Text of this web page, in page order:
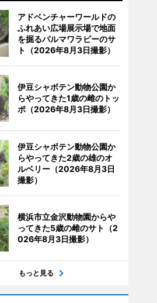
アドベンチャーワールドの
ふれあい広場展示場で地面
を掘るパルマワラビーのサ
ト（2026年8月3日撮影）
伊豆シャボテン動物公園か
らやってきた1歳の雌のトッ
ポ（2026年8月3日撮影）
伊豆シャボテン動物公園か
らやってきた2歳の雄のオ
ルベリー（2026年8月3日
撮影）
横浜市立金沢動物園からや
ってきた5歳の雌のサト（2
026年8月3日撮影）
もっと見る